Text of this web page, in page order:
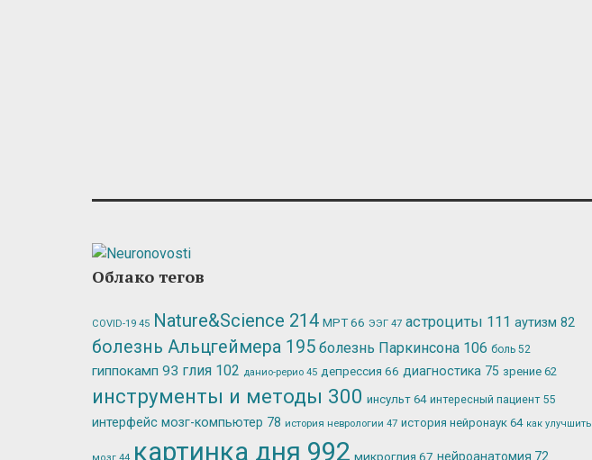
Облако тегов
COVID-19 45 Nature&Science 214 МРТ66 ЭЭГ 47 астроциты 111 аутизм 82
болезнь Альцгеймера 195 болезнь Паркинсона 106 боль 52
гиппокамп 93 глия 102 данио-рерио 45 депрессия 66 диагностика 75 зрение 62
инструменты и методы 300 инсульт 64 интересный пациент 55
интерфейс мозг-компьютер 78 история неврологии 47 история нейронаук 64 как улучшить
мозг 44 картинка дня 992 микроглия 67 нейроанатомия 72